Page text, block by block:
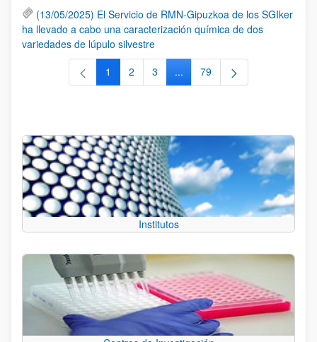
(13/05/2025) El Servicio de RMN-Gipuzkoa de los SGIker
ha llevado a cabo una caracterización química de dos
variedades de lúpulo silvestre
Página
1 Página
2 Página
3 ...Páginas intermedias Use TAB
Página
79
Institutos